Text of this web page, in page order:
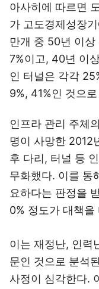
아사히에 따르면
가 고도경제성장
만개 중 50년 이
7%이고, 40년 이
인 터널은 각각
9%, 41%인 것으
인프라 관리 주체
명이 사망한 2012
후 다리, 터널 등
무화했다. 이를 통
요하다는 판정을
0% 정도가 대책을
이는 재정난, 인력
문인 것으로 분석
사정이 심각한다.